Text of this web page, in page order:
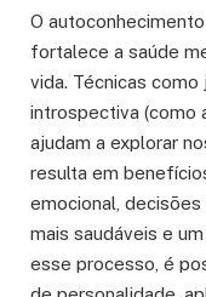
O
fortalece a saúde
vida. Técnicas como
introspectiva (como
ajudam a explorar
resulta em
emocional,
mais saudáveis e
esse processo, é